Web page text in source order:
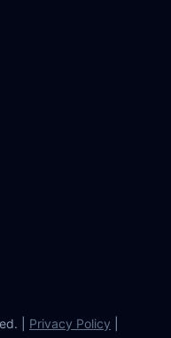
| Privacy Policy